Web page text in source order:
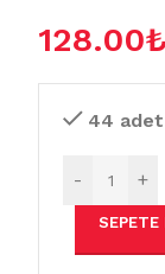
128.00₺
44
- +
SEPETE